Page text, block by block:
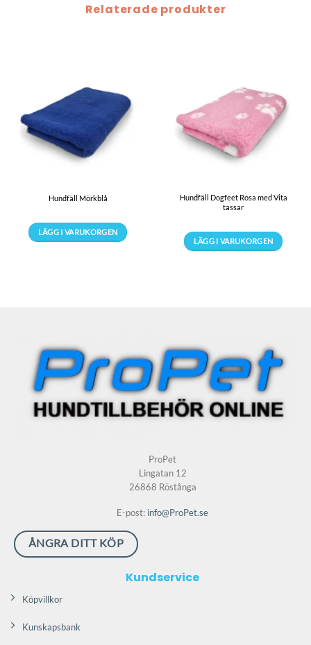
Relaterade produkter
Hundfäll Mörkblå
LÄGG I VARUKORGEN
olika
alternativen
kan
väljas
på
Hundfäll Dogfeet Rosa med Vita
tassar
LÄGG I VARUKORGEN
olika
alternativen
kan
väljas
på
ProPet
Lingatan 12
26868 Röstånga
E-post: info@ProPet.se
ÅNGRA DITT KÖP
Kundservice
Köpvillkor
Kunskapsbank